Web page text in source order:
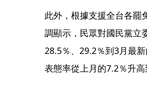
此外，根據支援全台各罷
調顯示，民眾對國民黨立
28.5％、29.2％到3月最
表態率從上月的7.2％升